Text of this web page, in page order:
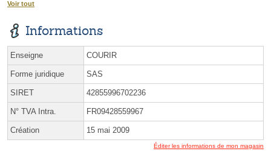
Voir tout
Informations
Enseigne COURIR
Forme juridique SAS
SIRET 42855996702236
N° TVA Intra. FR09428559967
Création 15 mai 2009
Éditer les informations de mon magasin